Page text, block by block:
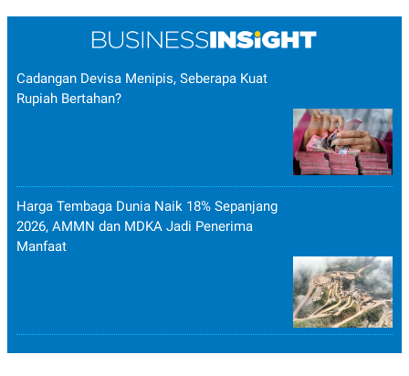
Cadangan Devisa Menipis, Seberapa Kuat
Rupiah Bertahan?
Harga Tembaga Dunia Naik 18% Sepanjang
2026, AMMN dan MDKA Jadi Penerima
Manfaat